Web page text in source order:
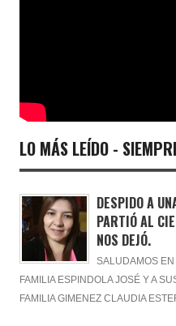
LO MÁS LEÍDO -
DESPIDO A
PARTIÓ AL
NOS DEJÓ.
SALUDAMOS EN
FAMILIA ESPINDOLA JOSÉ Y A
FAMILIA GIMENEZ CLAUDIA